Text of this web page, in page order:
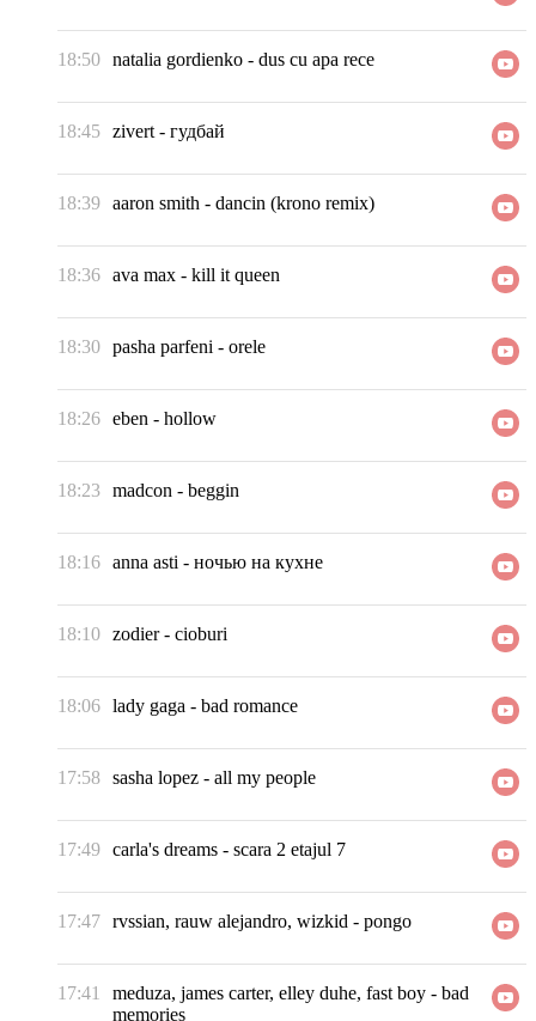
18:50 natalia gordienko - dus cu apa rece
18:45 zivert - гудбай
18:39 aaron smith - dancin (krono remix)
18:36 ava max - kill it queen
18:30 pasha parfeni - orele
18:26 eben - hollow
18:23 madcon - beggin
18:16 anna asti - ночью на кухне
18:10 zodier- cioburi
18:06 lady gaga - bad romance
17:58 sasha lopez - all my people
17:49 carla's dreams - scara 2 etajul 7
17:47 rvssian, rauw alejandro, wizkid - pongo
17:41 meduza, james carter, elley duhe, fast boy - bad
memories